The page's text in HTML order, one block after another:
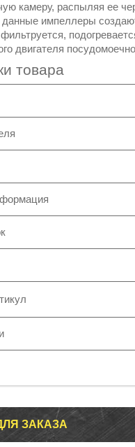
камеру, распыляя ее
данные импеллеры
двигателя
товара
ЗАКАЗА